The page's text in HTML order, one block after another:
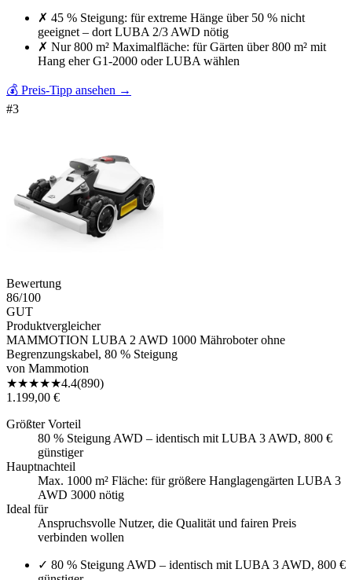
✗ 45 % Steigung: für extreme Hänge über 50 % nicht
geeignet – dort LUBA 2/3 AWD nötig
✗ Nur 800 m² Maximalfläche: für Gärten über 800 m² mit
Hang eher G1-2000 oder LUBA wählen
💰 Preis-Tipp ansehen →
#3
Bewertung
86/100
GUT
Produktvergleicher
MAMMOTION LUBA 2 AWD 1000 Mähroboter ohne
Begrenzungskabel, 80 % Steigung
von Mammotion
★★★★★4.4(890)
1.199,00 €
Größter Vorteil
80 % Steigung AWD – identisch mit LUBA 3 AWD, 800 €
günstiger
Hauptnachteil
Max. 1000 m² Fläche: für größere Hanglagengärten LUBA 3
AWD 3000 nötig
Ideal für
Anspruchsvolle Nutzer, die Qualität und fairen Preis
verbinden wollen
✓ 80 % Steigung AWD – identisch mit LUBA 3 AWD, 800 €